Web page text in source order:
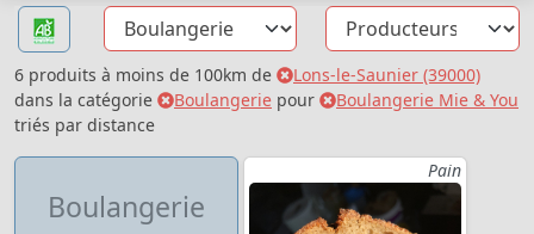
6 produits à moins de 100km de
Lons-le-Saunier (39000)
dans la catégorie
Boulangerie pour
Boulangerie Mie & You
triés par distance
Boulangerie
Pain